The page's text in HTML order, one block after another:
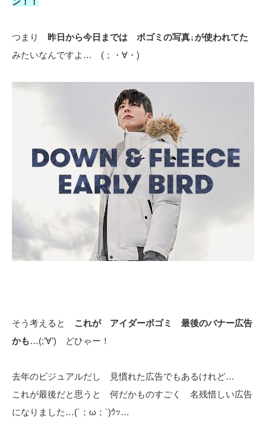
つまり 昨日から今日までは ボゴミの写真↓が使われてた
みたいなんですよ… (；・∀・)
そう考えると これが アイダーボゴミ 最後のバナー広告
かも…(;’∀’) どひゃー！
去年のビジュアルだし 見慣れた広告でもあるけれど…
これが最後だと思うと 何だかものすごく 名残惜しい広告
になりました…(´；ω；`)ｳｯ…